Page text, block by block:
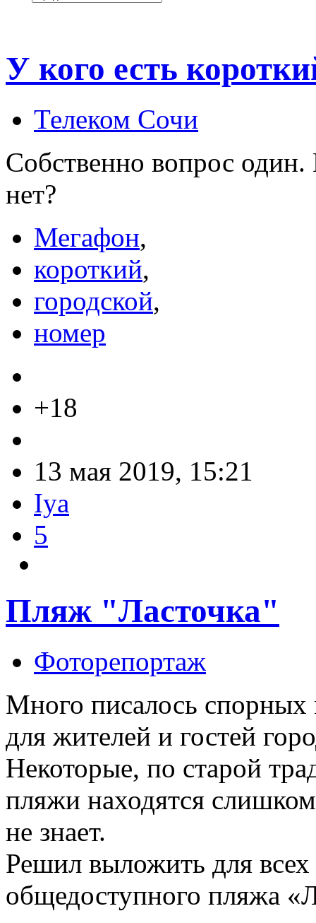
У кого есть
Телеком Сочи
Собственно вопрос
нет?
Мегафон,
короткий,
городской,
номер
+18
13 мая 2019, 15:21
Iya
5
Пляж "Ласточка"
Фоторепортаж
Много писалось
для жителей и гостей
Некоторые, по старой
пляжи находятся
не знает.
Решил выложить для
общедоступного пляжа